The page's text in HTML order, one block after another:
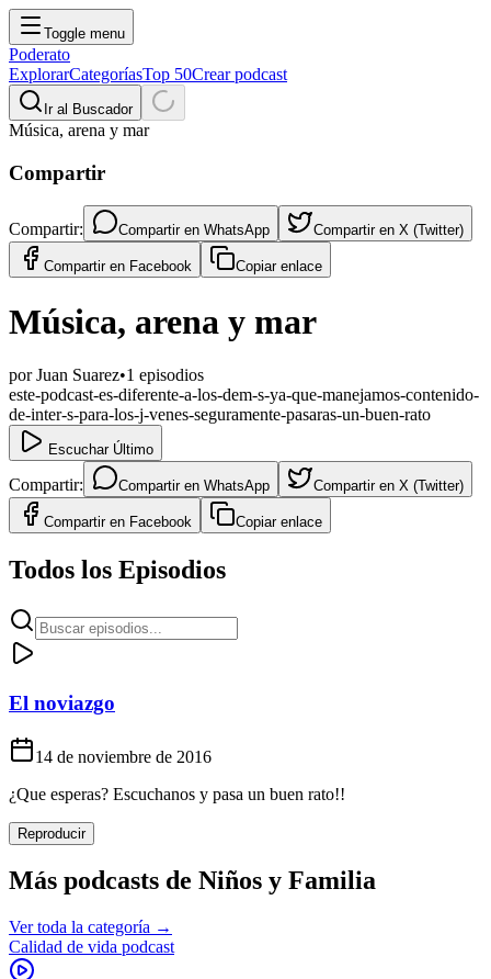
Toggle menu
Poderato
ExplorarCategoríasTop 50Crear podcast
Ir al Buscador
Música, arena y mar
Compartir
Compartir: Compartir en WhatsApp Compartir en X (Twitter)
Compartir en Facebook Copiar enlace
Música, arena y mar
porJuan Suarez•1 episodios
este-podcast-es-diferente-a-los-dem-s-ya-que-manejamos-contenido-
de-inter-s-para-los-j-venes-seguramente-pasaras-un-buen-rato
Escuchar Último
Compartir: Compartir en WhatsApp Compartir en X (Twitter)
Compartir en Facebook Copiar enlace
Todos los Episodios
El noviazgo
14 de noviembre de 2016
¿Que esperas? Escuchanos y pasa un buen rato!!
Reproducir
Más podcasts de Niños y Familia
Ver toda la categoría →
Calidad de vida podcast